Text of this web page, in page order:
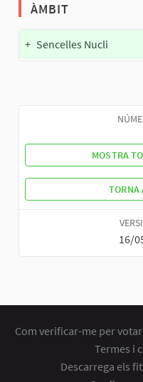
ÀMBIT
+ Sencelles Nucli
MOSTRA
TORNA
16/
Com verificar-me per votar
Termes i
Descarrega els